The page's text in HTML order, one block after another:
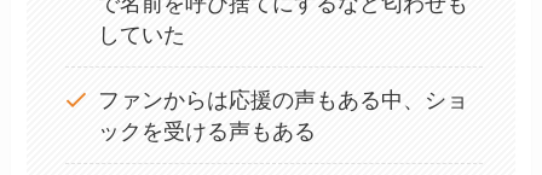
していた
ファンからは応援の声もある中、ショ
ックを受ける声もある